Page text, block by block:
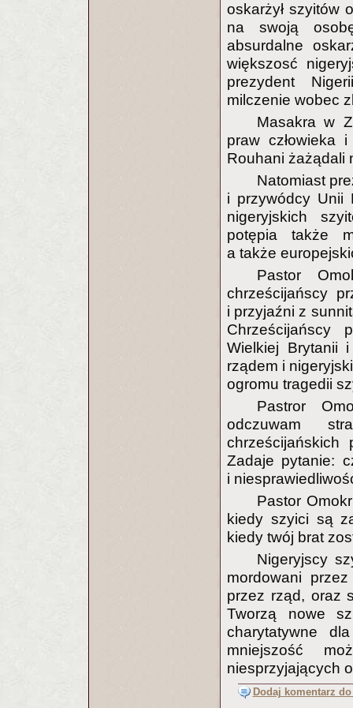
oskarżył szyitów
na swoją
absurdalne
większosć
prezydent
milczenie wobec
Masakra w
praw człowieka
Rouhani żażądali
Natomiast
i przywódcy Unii
nigeryjskich
potępia także
a także
Pastor
chrześcijańscy
i przyjaźni z
Chrześcijańscy
Wielkiej Brytanii
rządem i
ogromu tragedii
Pastror
odczuwam
chrześcijańskich
Zadaje pytanie:
i
Pastor
kiedy szyici są
kiedy twój brat
Nigeryjscy
mordowani
przez rząd, oraz
Tworzą nowe
charytatywne
mniejszość
niesprzyjających
Dodaj komentarz